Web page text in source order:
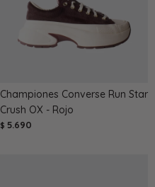
Championes Converse Run Star
Crush OX - Rojo
$ 5.690